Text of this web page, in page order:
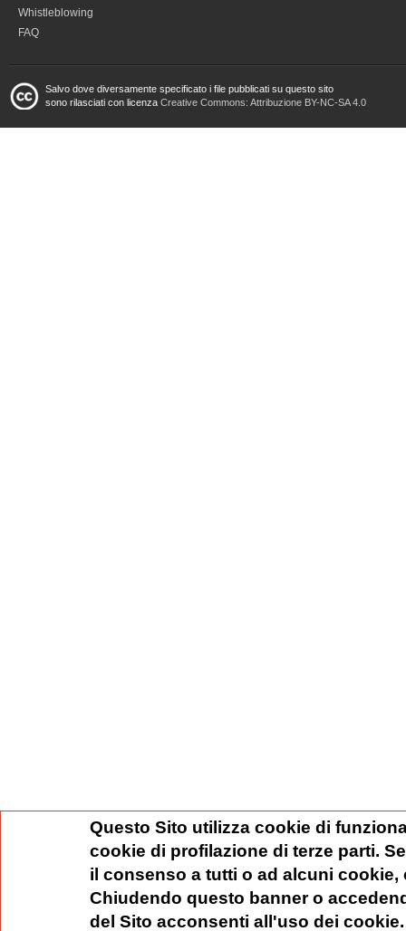
Whistleblowing
FAQ
Salvo dove diversamente specificato i file pubblicati su questo sito
sono rilasciati con licenza Creative Commons: Attribuzione BY-NC-SA 4.0
Questo Sito utilizza cookie di
cookie di profilazione di terze parti.
il consenso a tutti o ad alcuni
Chiudendo questo banner o
del Sito acconsenti all'uso dei cookie.